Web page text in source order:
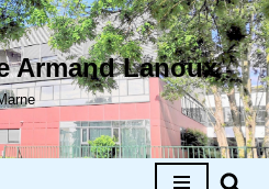
Armand Lanoux